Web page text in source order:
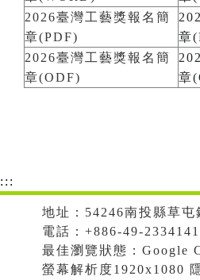
2026臺灣工藝獎報名簡
章(PDF)
章
2026臺灣工藝獎報名簡
章(ODF)
章
:::
地址：54246南投縣草屯
電話：+886-49-2334141
最佳瀏覽狀態：Google
螢幕解析度1920x1080